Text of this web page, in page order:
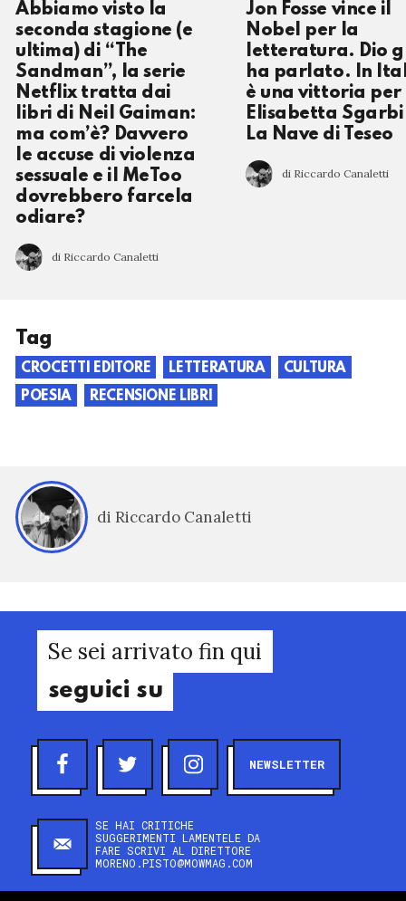
Abbiamo visto la
seconda stagione (e
ultima) di “The
Sandman”, la serie
Netflix tratta dai
libri di Neil Gaiman:
ma com’è? Davvero
le accuse di violenza
sessuale e il MeToo
dovrebbero farcela
odiare?
di Riccardo Canaletti
Jon Fosse vince il
Nobel per la
letteratura. Dio
ha parlato. In
è una vittoria per
Elisabetta Sgarbi
La Nave di Teseo
di Riccardo Canaletti
Tag
CROCETTI EDITORE LETTERATURA
CULTURA
POESIA
RECENSIONE LIBRI
di Riccardo Canaletti
Se sei arrivato fin qui
seguici su
NEWSLETTER
SE HAI CRITICHE
SUGGERIMENTI LAMENTELE DA
FARE SCRIVI AL DIRETTORE
MORENO.PISTO@MOWMAG.COM